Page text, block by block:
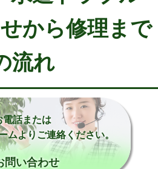
から修理まで
流れ
電話または
ムよりご連絡ください。
問い合わせ